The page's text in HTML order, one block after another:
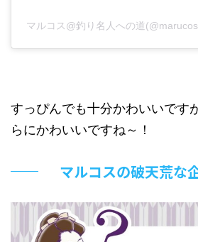
マルコス@釣り名人への道
すっぴんでも十分かわいいです
らにかわいいですね～！
マルコスの破天荒な